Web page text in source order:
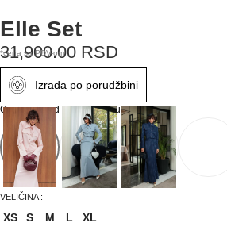
Elle Set
31,900.00 RSD
*cena sa PDV-om
Izrada po porudžbini
Ovaj proizvod imamo i u drugim bojama
VELIČINA
XS S M L XL